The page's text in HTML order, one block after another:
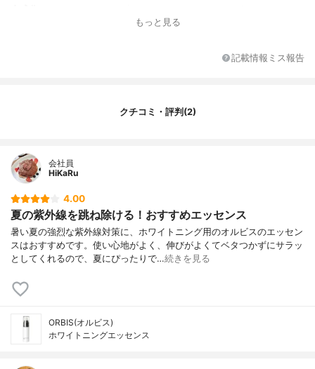
ＥＧ（３０）、ヒメフウロエキス、スター
ＢＧ、キサンタンガム、クエン酸、クエン
もっと見る
記載情報ミス報告
クチコミ・評判(2)
会社員
HiKaRu
4.00
夏の紫外線を跳ね除ける！おすすめエッセンス
暑い夏の強烈な紫外線対策に、ホワイトニング用のオルビスのエッセン
スはおすすめです。使い心地がよく、伸びがよくてベタつかずにサラッ
としてくれるので、夏にぴったりで…続きを見る
ORBIS(オルビス)
ホワイトニングエッセンス